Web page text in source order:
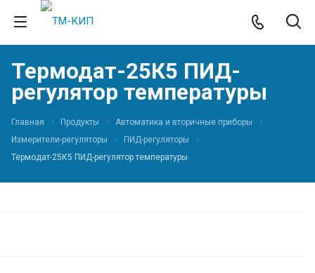
Термодат-25К5 ПИД-
регулятор температуры
Главная Продукты
Автоматика и вторичные приборы
Измерители-регуляторы
ПИД-регуляторы
Термодат-25К5 ПИД-регулятор температуры